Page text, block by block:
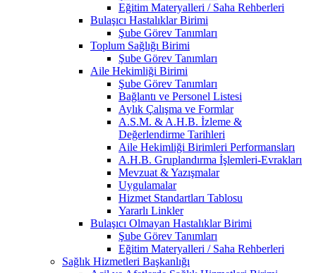
Eğitim Materyalleri / Saha Rehberleri
Bulaşıcı Hastalıklar Birimi
Şube Görev Tanımları
Toplum Sağlığı Birimi
Şube Görev Tanımları
Aile Hekimliği Birimi
Şube Görev Tanımları
Bağlantı ve Personel Listesi
Aylık Çalışma ve Formlar
A.S.M. & A.H.B. İzleme &
Değerlendirme Tarihleri
Aile Hekimliği Birimleri Performansları
A.H.B. Gruplandırma İşlemleri-Evrakları
Mevzuat & Yazışmalar
Uygulamalar
Hizmet Standartları Tablosu
Yararlı Linkler
Bulaşıcı Olmayan Hastalıklar Birimi
Şube Görev Tanımları
Eğitim Materyalleri / Saha Rehberleri
Sağlık Hizmetleri Başkanlığı